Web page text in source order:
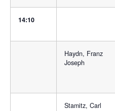
14:10
Haydn, Franz
Joseph
Stamitz, Carl